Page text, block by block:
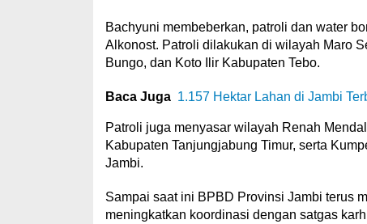
Bachyuni membeberkan, patroli dan water
Alkonost. Patroli dilakukan di wilayah Maro
Bungo, dan Koto Ilir Kabupaten Tebo.
Baca Juga 1.157 Hektar Lahan di Jambi
Patroli juga menyasar wilayah Renah
Kabupaten Tanjungjabung Timur, serta
Jambi.
Sampai saat ini BPBD Provinsi Jambi terus
meningkatkan koordinasi dengan satgas